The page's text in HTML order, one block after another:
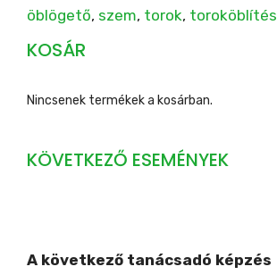
öblögető, szem, torok, toroköblítés
KOSÁR
Nincsenek termékek a kosárban.
KÖVETKEZŐ ESEMÉNYEK
A következő tanácsadó képzés